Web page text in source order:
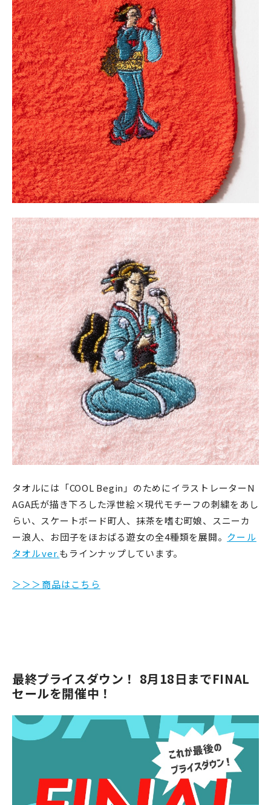
タオルには「COOL Begin」のためにイラストレーターN
AGA氏が描き下ろした浮世絵×現代モチーフの刺繍をあし
らい、スケートボード町人、抹茶を嗜む町娘、スニーカ
ー浪人、お団子をほおばる遊女の全4種類を展開。 クール
タオルver.もラインナップしています。
＞＞＞商品はこちら
最終プライスダウン！ 8月18日までFINAL
セールを開催中！